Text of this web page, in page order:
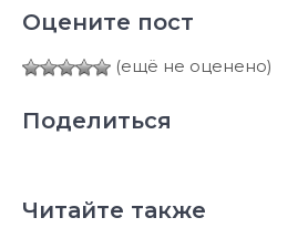
Оцените пост
(ещё не оценено)
Поделиться
Читайте также